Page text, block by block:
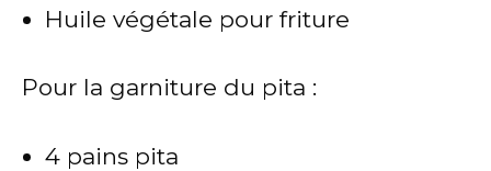
Huile végétale pour friture
Pour la garniture du pita :
4 pains pita